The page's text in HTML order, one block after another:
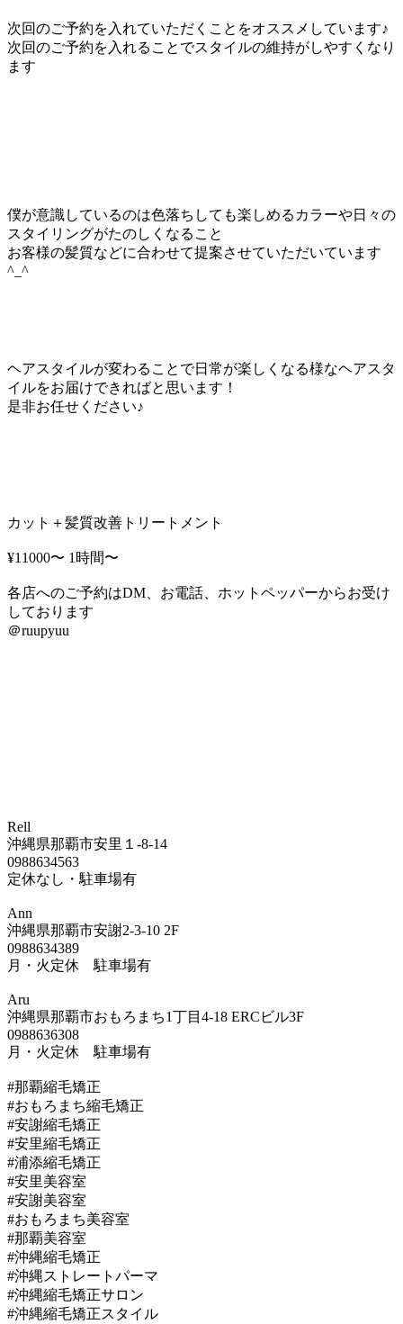
次回のご予約を入れていただくことをオススメしています♪
次回のご予約を入れることでスタイルの維持がしやすくなり
ます
僕が意識しているのは色落ちしても楽しめるカラーや日々の
スタイリングがたのしくなること
お客様の髪質などに合わせて提案させていただいています
^_^
ヘアスタイルが変わることで日常が楽しくなる様なヘアスタ
イルをお届けできればと思います！
是非お任せください♪
カット＋髪質改善トリートメント
¥11000〜 1時間〜
各店へのご予約はDM、お電話、ホットペッパーからお受け
しております
＠ruupyuu
Rell
沖縄県那覇市安里１-8-14
0988634563
定休なし・駐車場有
Ann
沖縄県那覇市安謝2-3-10 2F
0988634389
月・火定休 駐車場有
Aru
沖縄県那覇市おもろまち1丁目4-18 ERCビル3F
0988636308
月・火定休 駐車場有
#那覇縮毛矯正
#おもろまち縮毛矯正
#安謝縮毛矯正
#安里縮毛矯正
#浦添縮毛矯正
#安里美容室
#安謝美容室
#おもろまち美容室
#那覇美容室
#沖縄縮毛矯正
#沖縄ストレートパーマ
#沖縄縮毛矯正サロン
#沖縄縮毛矯正スタイル